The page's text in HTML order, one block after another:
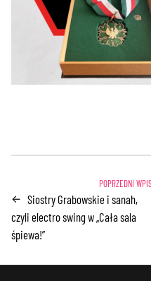
← Siostry Grabowskie i sanah,
czyli electro swing w „Cała sala
śpiewa!”